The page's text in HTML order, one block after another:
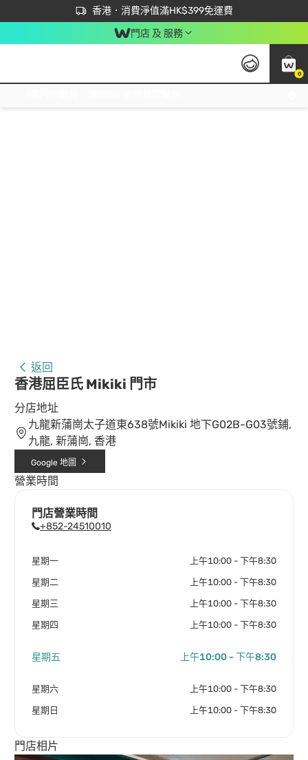
香港．消費淨值滿HK$399免運費
立即成為易賞錢會員盡享獨家優惠
首次APP下單買滿$450 輸入 NEWAPP 即減$50
門店 及 服務
0
返回
香港屈臣氏 Mikiki 門市
分店地址
九龍新蒲崗太子道東638號Mikiki 地下G02B-G03號鋪,
九龍, 新蒲崗, 香港
Google 地圖
營業時間
門店營業時間
+852-24510010
星期一 上午10:00 - 下午8:30
星期二 上午10:00 - 下午8:30
星期三 上午10:00 - 下午8:30
星期四 上午10:00 - 下午8:30
星期五 上午10:00 - 下午8:30
星期六 上午10:00 - 下午8:30
星期日 上午10:00 - 下午8:30
門店相片